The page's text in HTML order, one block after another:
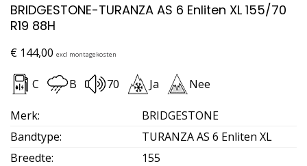
BRIDGESTONE-TURANZA AS 6 Enliten XL 155/70
R19 88H
€ 144,00 excl montagekosten
C B 70 Ja Nee
Merk:
BRIDGESTONE
Bandtype:
TURANZA AS 6 Enliten XL
Breedte:
155